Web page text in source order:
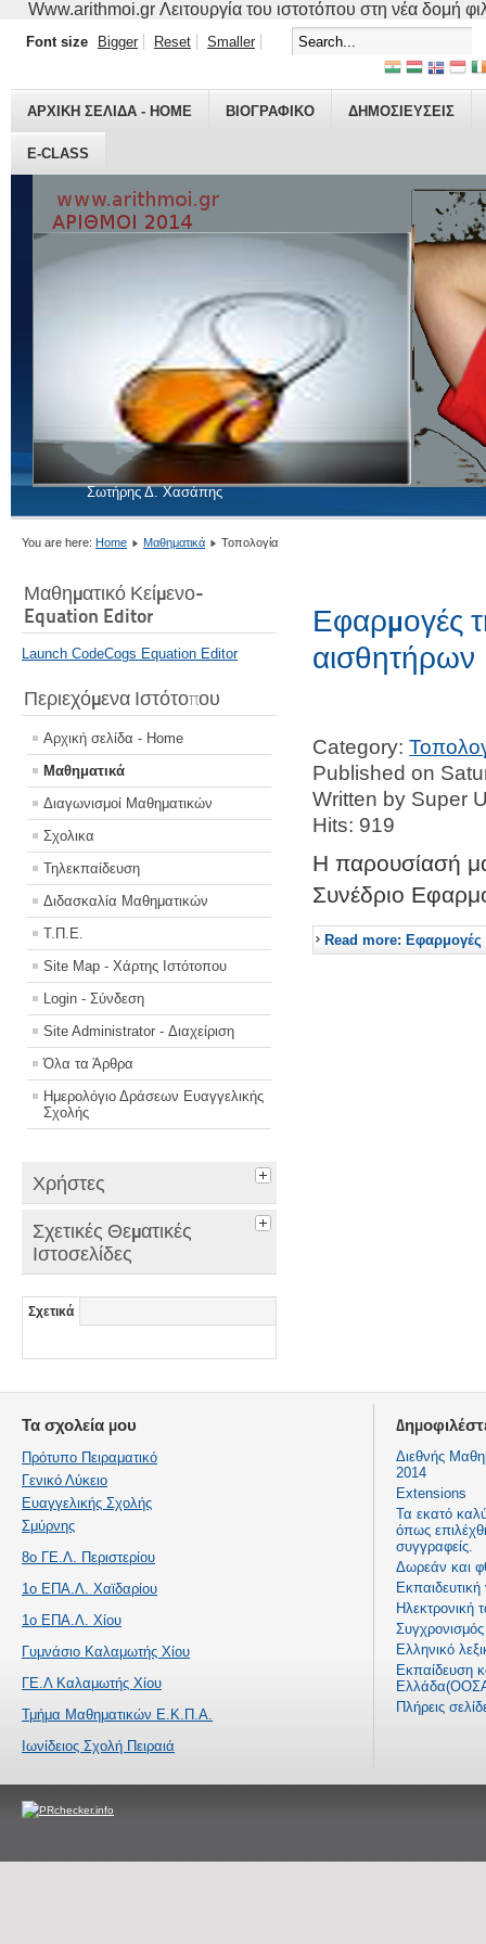
Www.arithmoi.gr Λειτουργία του ιστοτόπου στη νέα δομή
Σωτήρης Δ. Χασάπης
ΑΡΧΙΚΗ ΣΕΛΙΔΑ - HOME ΒΙΟΓΡΑΦΙΚO ΔΗΜΟΣΙΕΥΣΕΙΣ
E-CLASS
Font size Bigger Reset Smaller
You are here: Home Μαθηματικά Τοπολογία
Μαθηματικό Κείμενο-
Equation Editor
Launch CodeCogs Equation Editor
Περιεχόμενα Ιστότοπου
Αρχική σελίδα - Home
Μαθηματικά
Διαγωνισμοί Μαθηματικών
Σχολικα
Τηλεκπαίδευση
Διδασκαλία Μαθηματικών
Τ.Π.Ε.
Site Map - Χάρτης Ιστότοπου
Login - Σύνδεση
Site Administrator - Διαχείριση
Όλα τα Άρθρα
Ημερολόγιο Δράσεων Ευαγγελικής
Σχολής
Χρήστες
Σχετικές Θεματικές
Ιστοσελίδες
Σχετικά
Εφαρμογές
αισθητήρων
Category:
Published on
Written by Super
Hits: 919
Η παρουσίασή
Συνέδριο
Read more: Εφαρμογές
Τα σχολεία μου
Πρότυπο Πειραματικό
Γενικό Λύκειο
Ευαγγελικής Σχολής
Σμύρνης
8ο ΓΕ.Λ. Περιστερίου
1ο ΕΠΑ.Λ. Χαϊδαρίου
1ο ΕΠΑ.Λ. Χίου
Γυμνάσιο Καλαμωτής Χίου
ΓΕ.Λ Καλαμωτής Χίου
Τμήμα Μαθηματικών Ε.Κ.Π.Α.
Ιωνίδειος Σχολή Πειραιά
Διεθνής
2014
Extensions
Τα εκατό
όπως
συγγραφείς.
Δωρεάν και
Ηλεκτρονική
Ελληνικό
Εκπαίδευση
Πλήρεις